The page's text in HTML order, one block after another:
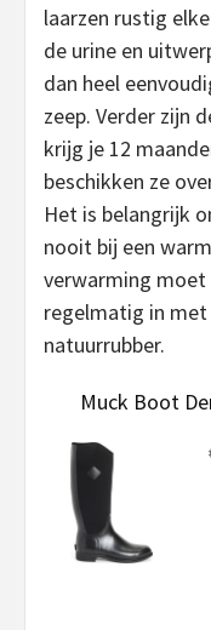
laarzen rustig
de urine en
dan heel
zeep. Verder zijn
krijg je 12
beschikken ze
Het is belangrijk
nooit bij een
verwarming moet
regelmatig in
natuurrubber.
Muck Boot